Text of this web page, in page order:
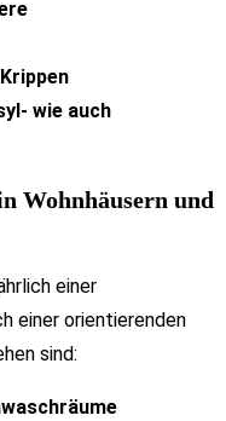
wie auch
Wohnhäusern und
einer
einer orientierenden
sind: